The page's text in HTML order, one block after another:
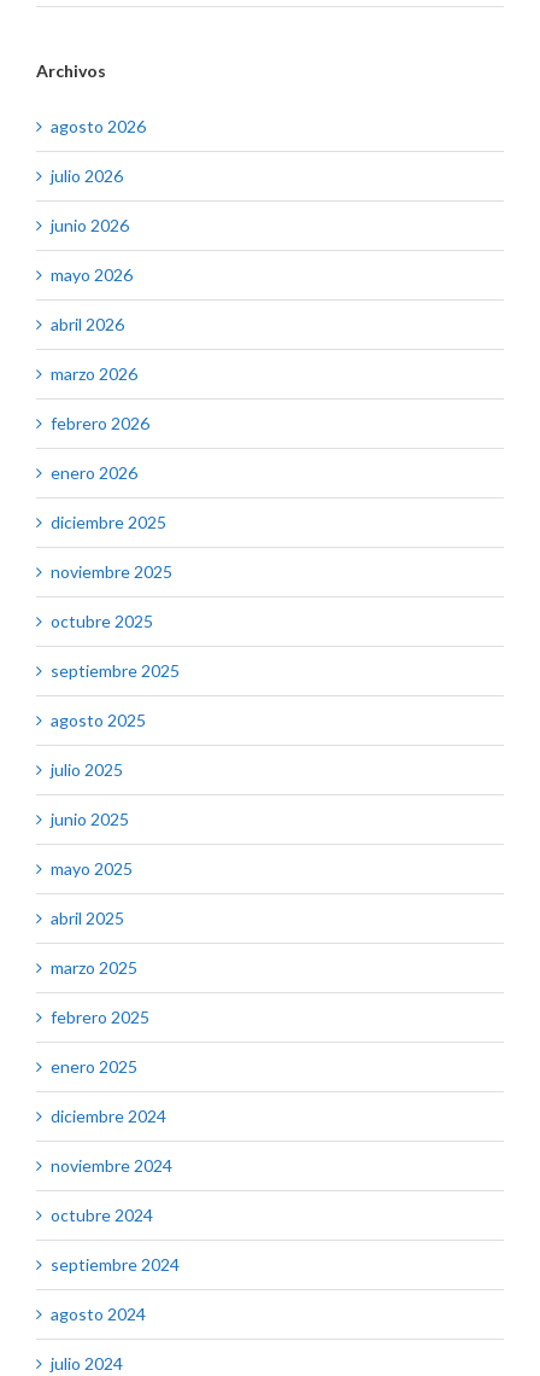
Archivos
agosto 2026
julio 2026
junio 2026
mayo 2026
abril 2026
marzo 2026
febrero 2026
enero 2026
diciembre 2025
noviembre 2025
octubre 2025
septiembre 2025
agosto 2025
julio 2025
junio 2025
mayo 2025
abril 2025
marzo 2025
febrero 2025
enero 2025
diciembre 2024
noviembre 2024
octubre 2024
septiembre 2024
agosto 2024
julio 2024